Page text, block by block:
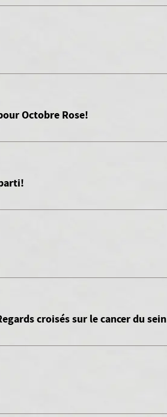
Octobre Rose!
croisés sur le cancer du